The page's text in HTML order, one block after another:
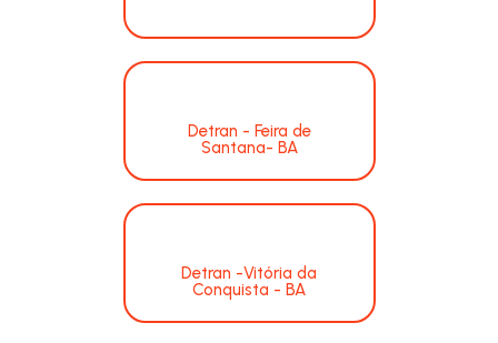
Detran - Feira de
Santana- BA
Detran -Vitória da
Conquista - BA